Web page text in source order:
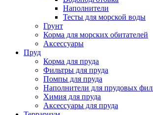
Наполнители
Тесты для морской воды
Грунт
Корма для морских обитателей
Аксессуары
Пруд
Корма для пруда
Фильтры для пруда
Помпы для пруда
Наполнители для прудовых
Химия для пруда
Аксессуары для пруда